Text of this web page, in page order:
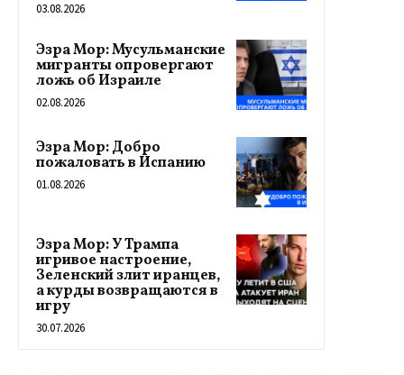
03.08.2026
Эзра Мор: Мусульманские
мигранты опровергают
ложь об Израиле
02.08.2026
Эзра Мор: Добро
пожаловать в Испанию
01.08.2026
Эзра Мор: У Трампа
игривое настроение,
Зеленский злит иранцев,
а курды возвращаются в
игру
30.07.2026